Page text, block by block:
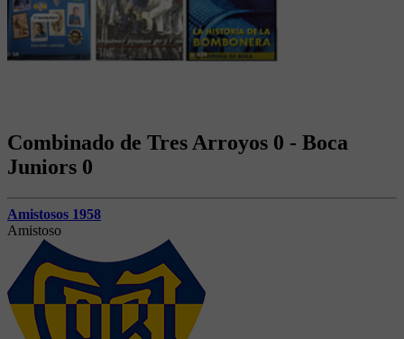
Combinado de Tres Arroyos 0 - Boca
Juniors 0
Amistosos 1958
Amistoso